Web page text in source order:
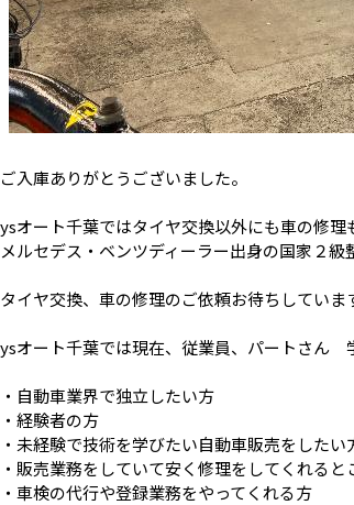
ご入庫ありがとうございました。
ysオート千葉ではタイヤ交換以外にも車の修理
メルセデス・ベンツディーラー出身の国家２級
タイヤ交換、車の修理のご依頼お待ちしていま
ysオート千葉では現在、従業員、パートさん
・自動車業界で独立したい方
・経験者の方
・未経験で技術を学びたい自動車販売をしたい
・販売業務をしていて安く修理をしてくれる
・車検の代行や登録業務をやってくれる方